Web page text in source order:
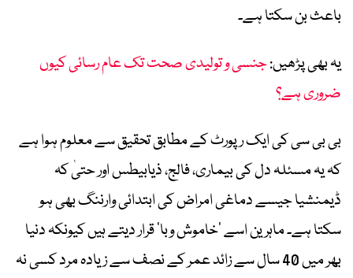
باعث بن سکتا ہے۔
یہ بھی پڑھیں:جنسی و تولیدی صحت تک عام رسائی کیوں
ضروری ہے؟
بی بی سی کی ایک رپورٹ کے مطابق تحقیق سے معلوم ہوا ہے
کہ یہ مسئلہ دل کی بیماری، فالج، ذیابیطس اور حتیٰ کہ
ڈیمنشیا جیسے دماغی امراض کی ابتدائی وارننگ بھی ہو
سکتا ہے۔ ماہرین اسے ’خاموش وبا‘ قرار دیتے ہیں کیونکہ دنیا
بھر میں 40 سال سے زائد عمر کے نصف سے زیادہ مرد کسی نہ